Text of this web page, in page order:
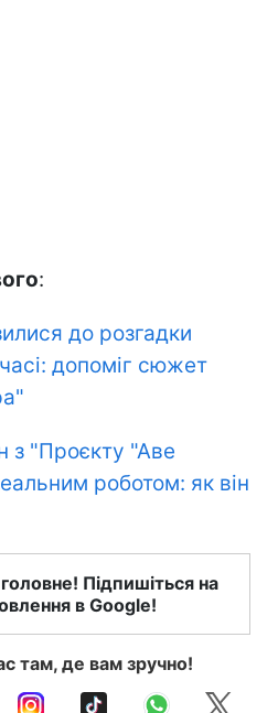
:
до розгадки
допоміг сюжет
з "Проєкту "Аве
роботом: як він
Підпишіться на
в Google!
там, де вам зручно!